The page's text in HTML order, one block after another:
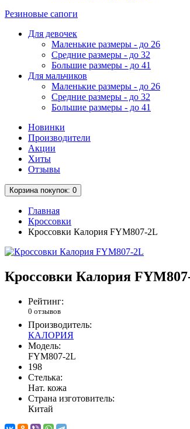
Резиновые сапоги
Для девочек
Маленькие размеры - до 26
Средние размеры - до 32
Большие размеры - до 41
Для мальчиков
Маленькие размеры - до 26
Средние размеры - до 32
Большие размеры - до 41
Новинки
Производители
Акции
Хиты
Отзывы
Корзинапокупок: 0
Главная
Кроссовки
Кроссовки Калория FYM807-2L
Кроссовки Калория
Рейтинг:
0 отзывов
Производитель:
КАЛОРИЯ
Модель:
FYM807-2L
198
Стелька:
Нат. кожа
Страна изготовитель:
Китай